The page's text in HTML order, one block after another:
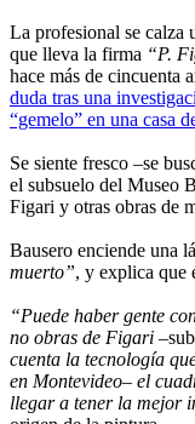
La profesional se calza
que lleva la firma “P.
hace más de cincuenta
duda tras una
“gemelo” en una casa
Se siente fresco –se
el subsuelo del Museo
Figari y otras obras de
Bausero enciende una
muerto”, y explica que
“Puede haber gente
no obras de Figari
cuenta la tecnología
en Montevideo– el
llegar a tener la mejor